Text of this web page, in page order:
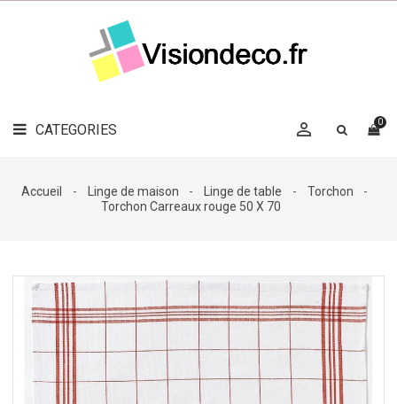
CATEGORIES 0

LE
MAG
DÉCO

DÉCO
Accueil Linge de maison Linge de table
Torchon
Torchon Carreaux rouge 50 X 70